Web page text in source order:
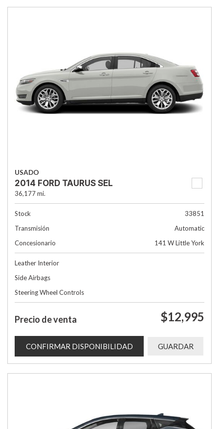
USADO
2014 FORD TAURUS SEL
36,177 mi.
Stock
33851
Transmisión
Automatic
Concesionario
141 W Little York
Leather Interior
Side Airbags
Steering Wheel Controls
Precio de venta $12,995
CONFIRMAR DISPONIBILIDAD GUARDAR